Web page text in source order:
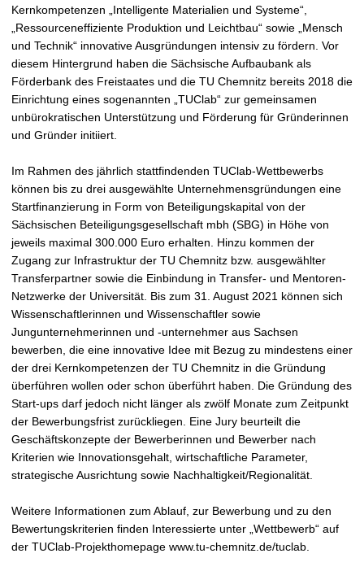
Kernkompetenzen „Intelligente Materialien und Systeme“,
„Ressourceneffiziente Produktion und Leichtbau“ sowie „Mensch
und Technik“ innovative Ausgründungen intensiv zu fördern. Vor
diesem Hintergrund haben die Sächsische Aufbaubank als
Förderbank des Freistaates und die TU Chemnitz bereits 2018 die
Einrichtung eines sogenannten „TUClab“ zur gemeinsamen
unbürokratischen Unterstützung und Förderung für Gründerinnen
und Gründer initiiert.
Im Rahmen des jährlich stattfindenden TUClab-Wettbewerbs
können bis zu drei ausgewählte Unternehmensgründungen eine
Startfinanzierung in Form von Beteiligungskapital von der
Sächsischen Beteiligungsgesellschaft mbh (SBG) in Höhe von
jeweils maximal 300.000 Euro erhalten. Hinzu kommen der
Zugang zur Infrastruktur der TU Chemnitz bzw. ausgewählter
Transferpartner sowie die Einbindung in Transfer- und Mentoren-
Netzwerke der Universität. Bis zum 31. August 2021 können sich
Wissenschaftlerinnen und Wissenschaftler sowie
Jungunternehmerinnen und -unternehmer aus Sachsen
bewerben, die eine innovative Idee mit Bezug zu mindestens einer
der drei Kernkompetenzen der TU Chemnitz in die Gründung
überführen wollen oder schon überführt haben. Die Gründung des
Start-ups darf jedoch nicht länger als zwölf Monate zum Zeitpunkt
der Bewerbungsfrist zurückliegen. Eine Jury beurteilt die
Geschäftskonzepte der Bewerberinnen und Bewerber nach
Kriterien wie Innovationsgehalt, wirtschaftliche Parameter,
strategische Ausrichtung sowie Nachhaltigkeit/Regionalität.
Weitere Informationen zum Ablauf, zur Bewerbung und zu den
Bewertungskriterien finden Interessierte unter „Wettbewerb“ auf
der TUClab-Projekthomepage www.tu-chemnitz.de/tuclab.